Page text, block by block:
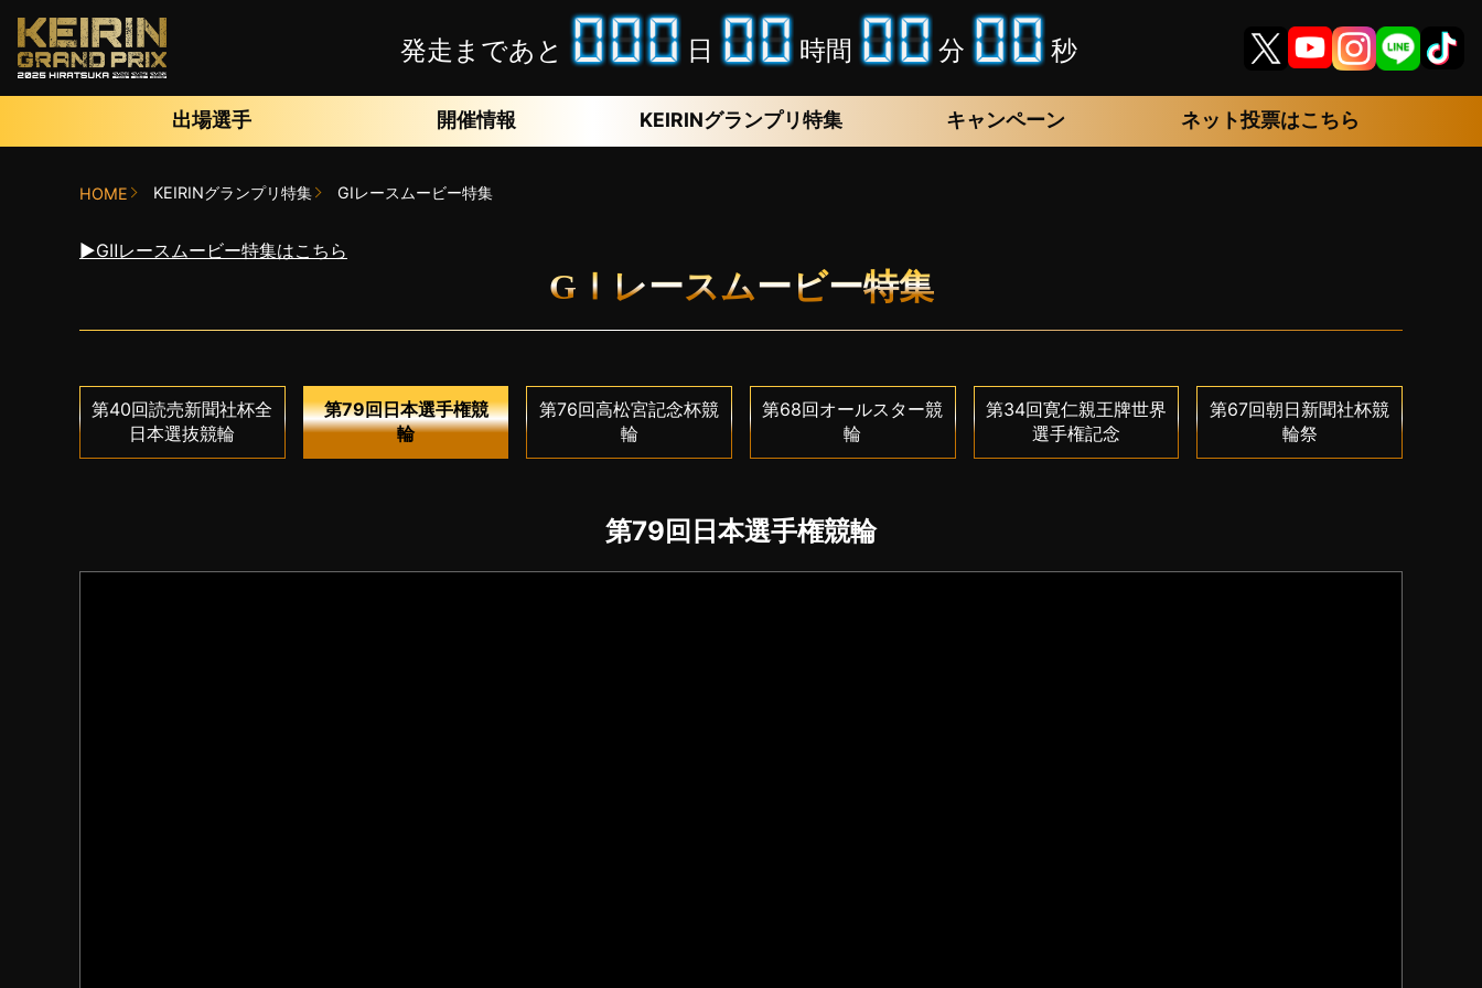
発走まであと 日 時間 分 秒
出場選手 開催情報 KEIRINグランプリ特集 キャンペーン ネット投票はこちら
HOME KEIRINグランプリ特集 GIレースムービー特集
▶︎GⅡレースムービー特集はこちら
GⅠレースムービー特集
第40回読売新聞社杯全
日本選抜競輪
第79回日本選手権競
輪
第76回高松宮記念杯競
輪
第68回オールスター競
輪
第34回寛仁親王牌世界
選手権記念
第67回朝日新聞社杯競
輪祭
第79回日本選手権競輪